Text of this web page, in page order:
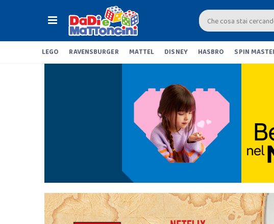
LEGO RAVENSBURGER MATTEL DISNEY HASBRO SPIN